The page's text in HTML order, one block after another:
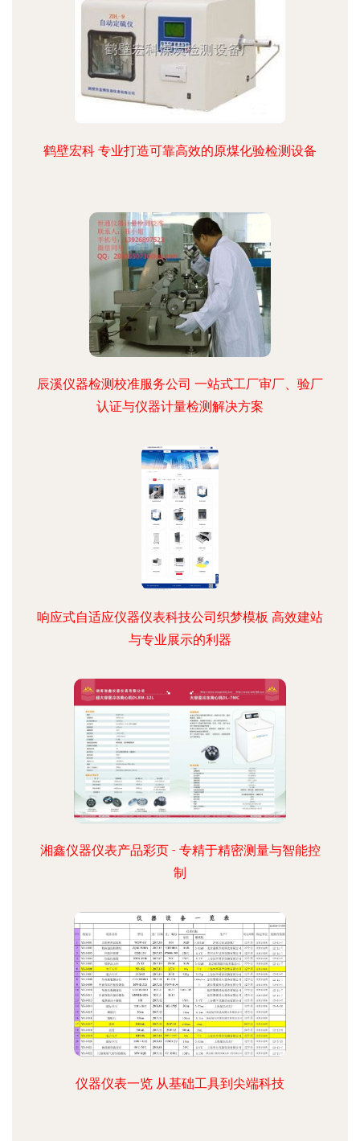
鹤壁宏科 专业打造可靠高效的原煤化验检测设备
辰溪仪器检测校准服务公司 一站式工厂审厂、验厂
认证与仪器计量检测解决方案
响应式自适应仪器仪表科技公司织梦模板 高效建站
与专业展示的利器
湘鑫仪器仪表产品彩页 - 专精于精密测量与智能控
制
仪器仪表一览 从基础工具到尖端科技